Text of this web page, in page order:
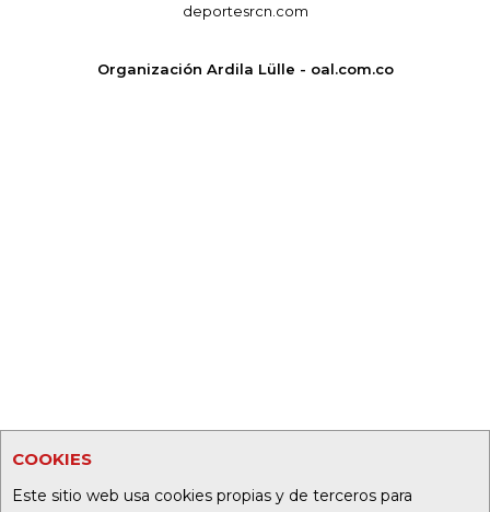
COOKIES
Este sitio web usa cookies propias y de terceros para
deportesrcn.com
Organización Ardila Lülle - oal.com.co